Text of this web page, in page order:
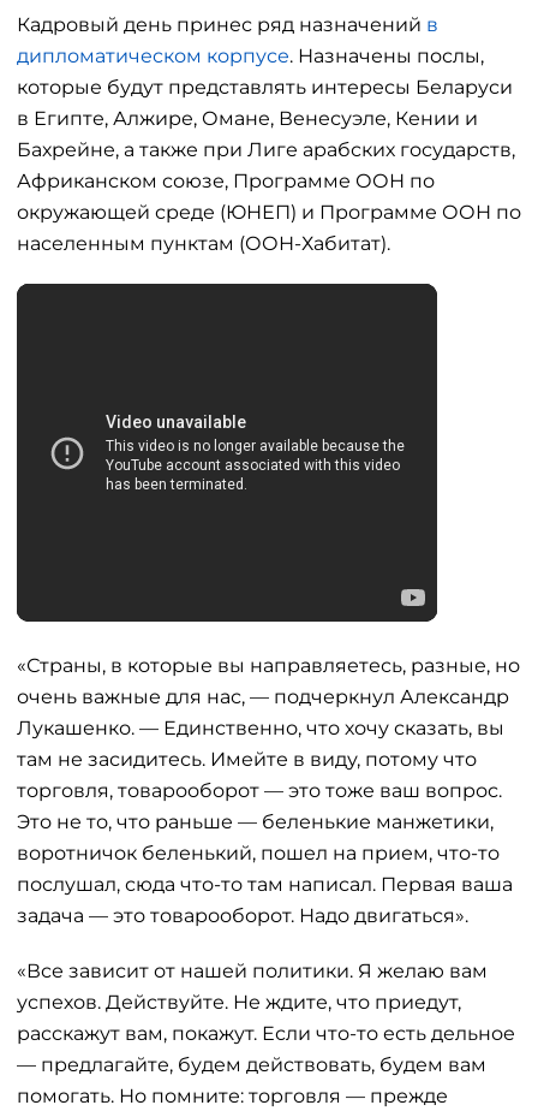
Кадровый день принес ряд назначений в
дипломатическом корпусе. Назначены послы,
которые будут представлять интересы Беларуси
в Египте, Алжире, Омане, Венесуэле, Кении и
Бахрейне, а также при Лиге арабских государств,
Африканском союзе, Программе ООН по
окружающей среде (ЮНЕП) и Программе ООН по
населенным пунктам (ООН-Хабитат).
«Страны, в которые вы направляетесь, разные, но
очень важные для нас, — подчеркнул Александр
Лукашенко. — Единственно, что хочу сказать, вы
там не засидитесь. Имейте в виду, потому что
торговля, товарооборот — это тоже ваш вопрос.
Это не то, что раньше — беленькие манжетики,
воротничок беленький, пошел на прием, что-то
послушал, сюда что-то там написал. Первая ваша
задача — это товарооборот. Надо двигаться».
«Все зависит от нашей политики. Я желаю вам
успехов. Действуйте. Не ждите, что приедут,
расскажут вам, покажут. Если что-то есть дельное
— предлагайте, будем действовать, будем вам
помогать. Но помните: торговля — прежде